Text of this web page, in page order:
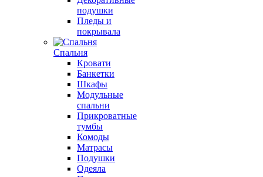
подушки
Пледы и
покрывала
Спальня
Кровати
Банкетки
Шкафы
Модульные
спальни
Прикроватные
тумбы
Комоды
Матрасы
Подушки
Одеяла